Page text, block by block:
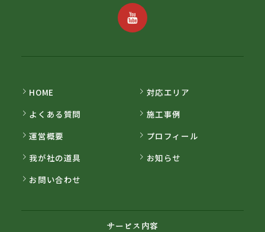
HOME
対応エリア
よくある質問
施工事例
運営概要
プロフィール
我が社の道具
お知らせ
お問い合わせ
サービス内容